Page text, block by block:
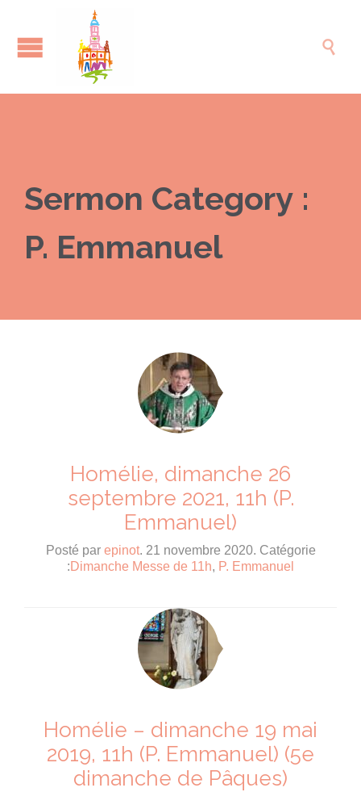

Sermon Category :
P. Emmanuel
Homélie, dimanche 26
septembre 2021, 11h (P.
Emmanuel)
Posté par epinot. 21 novembre 2020. Catégorie
: Dimanche Messe de 11h, P. Emmanuel
Homélie – dimanche 19 mai
2019, 11h (P. Emmanuel) (5e
dimanche de Pâques)